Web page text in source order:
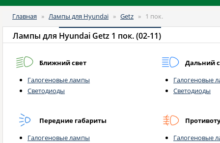
Главная » Лампы для Hyundai » Getz » 1 пок.
Лампы для Hyundai Getz 1 пок. (02-11)
Ближний свет
Галогеновые лампы
Светодиоды
Дальний
Галогеновые
Светодиоды
Передние габариты
Галогеновые лампы
Галогеновые